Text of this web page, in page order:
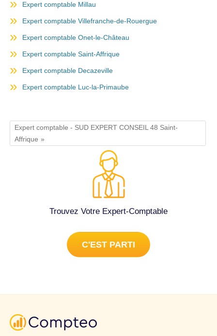
Expert comptable Millau
Expert comptable Villefranche-de-Rouergue
Expert comptable Onet-le-Château
Expert comptable Saint-Affrique
Expert comptable Decazeville
Expert comptable Luc-la-Primaube
Expert comptable - SUD EXPERT CONSEIL 48 Saint-
Affrique
Trouvez Votre Expert-Comptable
C'EST PARTI